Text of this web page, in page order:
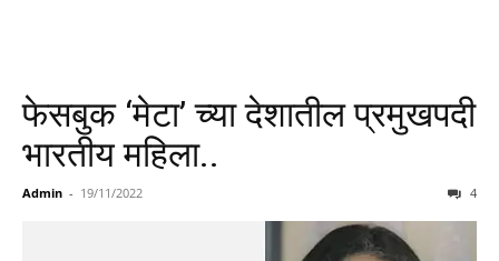
फेसबुक ‘मेटा’ च्या देशातील प्रमुखपदी
भारतीय महिला..
Admin - 19/11/2022 4